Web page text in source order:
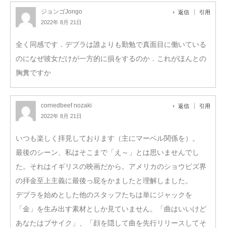
ジョンゴJongo
2022年 8月 21日
返信 引用
全く同感です．デブラは誰よりも勤勉で真面目に働いている
のになぜ彼女だけが一方的に損をするのか．これがほんとの
胸糞ですか
cornedbeef nozaki
2022年 8月 21日
返信 引用
いつも楽しく拝見しております（主にマーベル関係を）。
最後のシーン、私はそこまで「え～」とは思いませんでし
た。それはイギリスの映画だから。アメリカのショウビズ界
の拝金至上主義に最後っ屁をかましたと理解しました。
デブラを始めとした他のスタッフたちは単にジャックを
「金」を生み出す素材としか見ていません。「曲はいいけど
あなたはブサイク」、「顔を隠して曲を先行リリースしてそ